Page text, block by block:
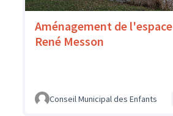
Aménagement de l'espace
René Messon
Conseil Municipal des Enfants